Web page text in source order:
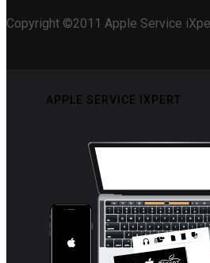
Copyright ©2011 Apple Service
APPLE SERVICE IXPERT